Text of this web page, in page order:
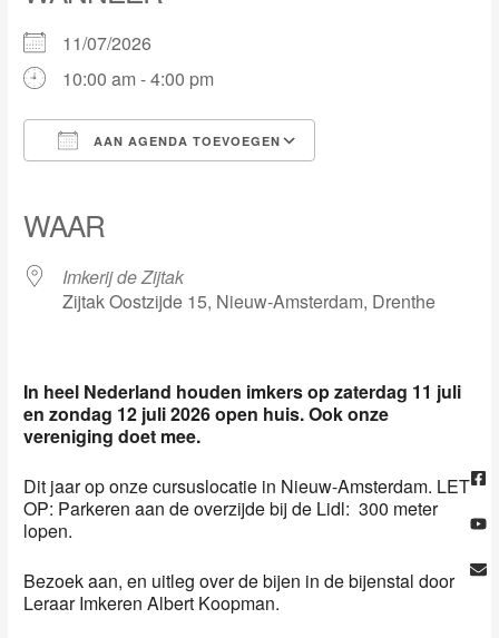
11/07/2026
10:00 am - 4:00 pm
AAN AGENDA TOEVOEGEN
WAAR
Imkerij de Zijtak
Zijtak Oostzijde 15, Nieuw-Amsterdam, Drenthe
In heel Nederland houden imkers op zaterdag 11 juli
en zondag 12 juli 2026 open huis. Ook onze
vereniging doet mee.
Dit jaar op onze cursuslocatie in Nieuw-Amsterdam. LET
OP: Parkeren aan de overzijde bij de Lidl: 300 meter
lopen.
Bezoek aan, en uitleg over de bijen in de bijenstal door
Leraar Imkeren Albert Koopman.